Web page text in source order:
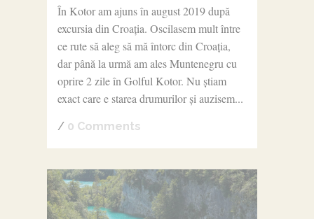
În Kotor am ajuns în august 2019 după
excursia din Croația. Oscilasem mult între
ce rute să aleg să mă întorc din Croația,
dar până la urmă am ales Muntenegru cu
oprire 2 zile în Golful Kotor. Nu știam
exact care e starea drumurilor și auzisem...
/ 0 Comments